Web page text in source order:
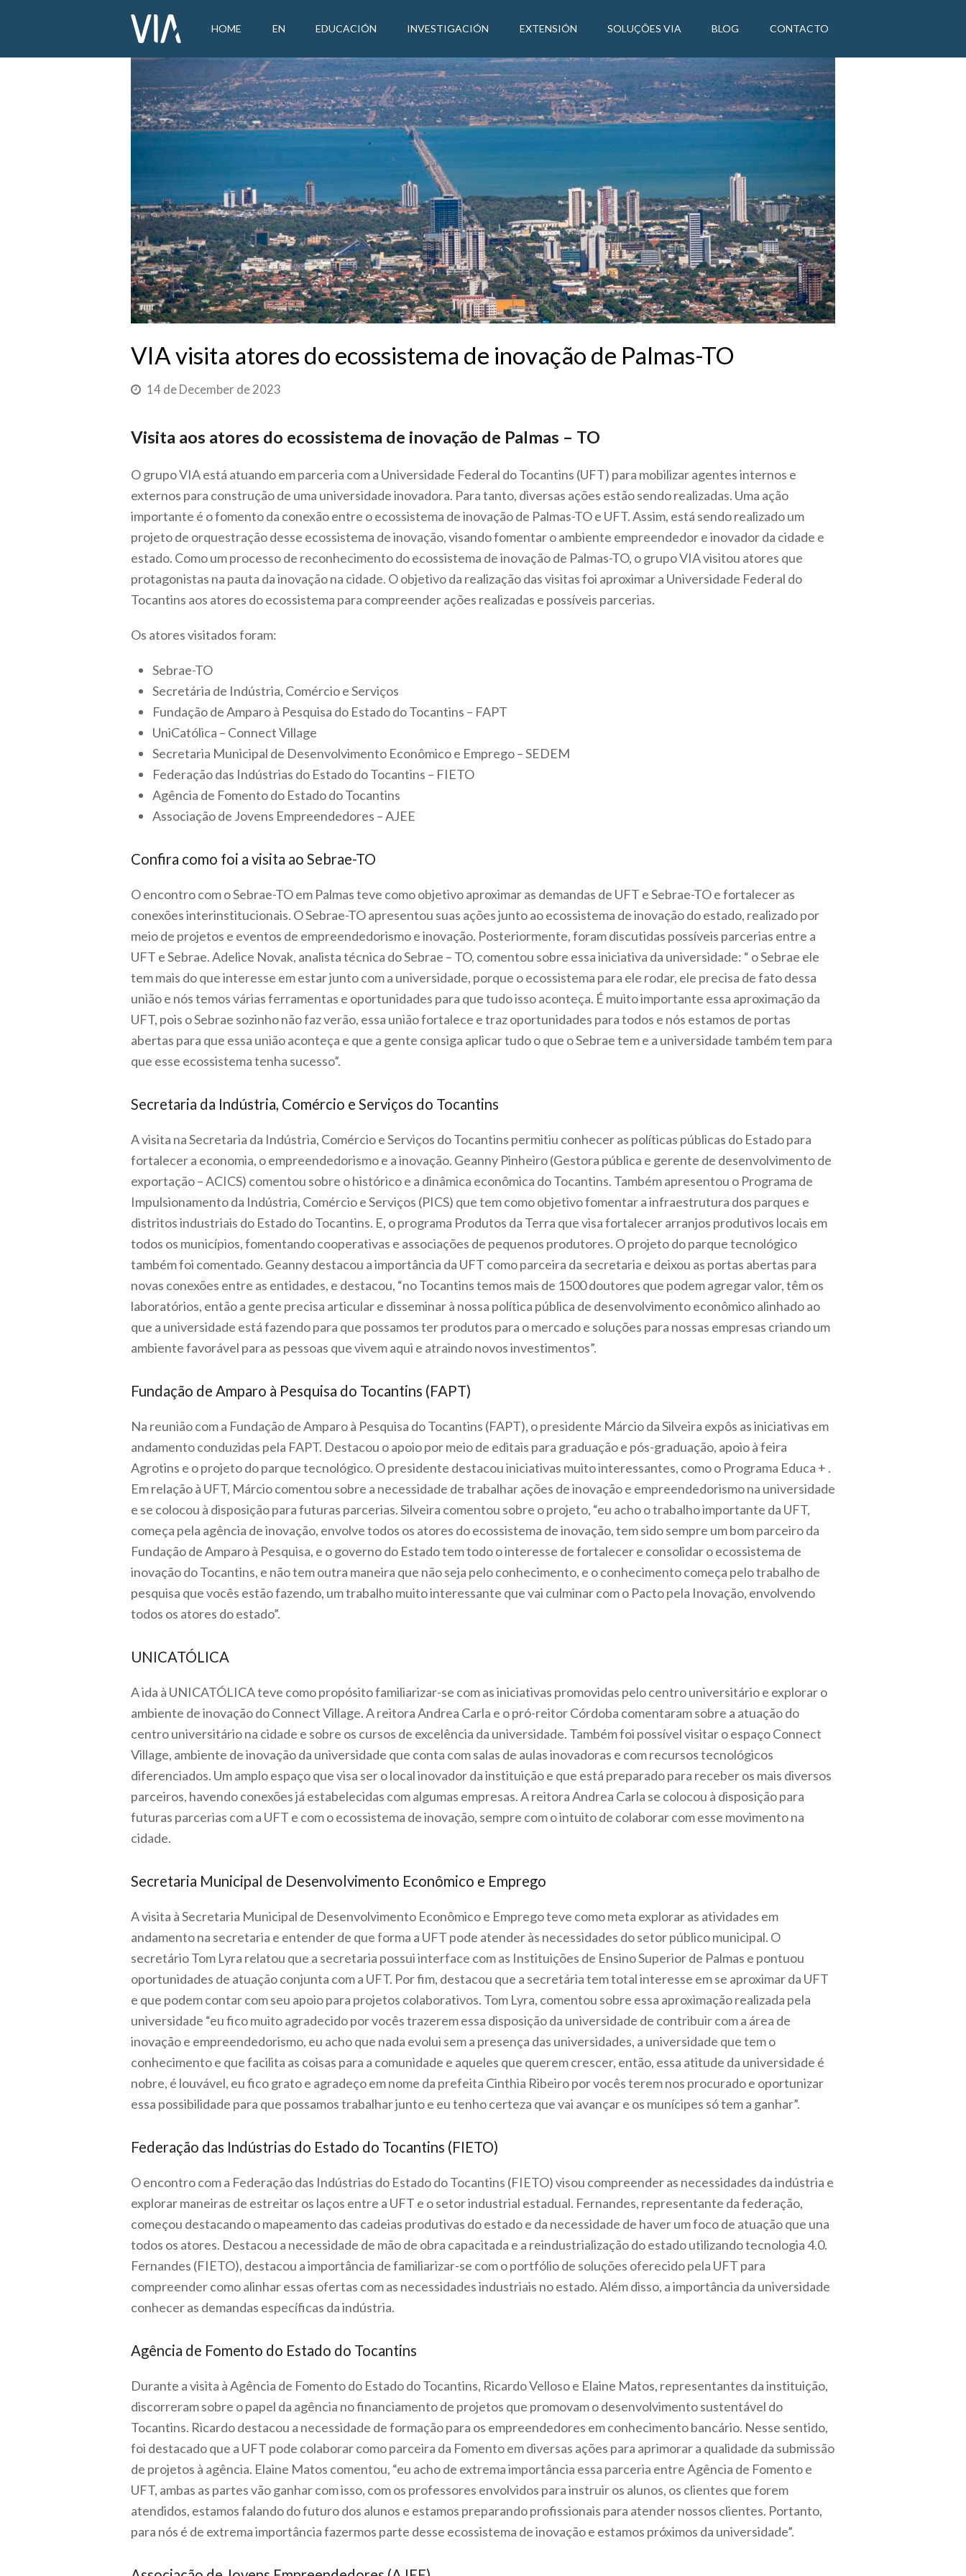
HOME EN EDUCACIÓN INVESTIGACIÓN EXTENSIÓN SOLUÇÕES VIA BLOG CONTACTO
VIA visita atores do ecossistema de inovação de Palmas-TO
14 de December de 2023
Visita aos atores do ecossistema de inovação de Palmas – TO
O grupo VIA está atuando em parceria com a Universidade Federal do Tocantins (UFT) para mobilizar agentes internos e
externos para construção de uma universidade inovadora. Para tanto, diversas ações estão sendo realizadas. Uma ação
importante é o fomento da conexão entre o ecossistema de inovação de Palmas-TO e UFT. Assim, está sendo realizado um
projeto de orquestração desse ecossistema de inovação, visando fomentar o ambiente empreendedor e inovador da cidade e
estado. Como um processo de reconhecimento do ecossistema de inovação de Palmas-TO, o grupo VIA visitou atores que
protagonistas na pauta da inovação na cidade. O objetivo da realização das visitas foi aproximar a Universidade Federal do
Tocantins aos atores do ecossistema para compreender ações realizadas e possíveis parcerias.
Os atores visitados foram:
Sebrae-TO
Secretária de Indústria, Comércio e Serviços
Fundação de Amparo à Pesquisa do Estado do Tocantins – FAPT
UniCatólica – Connect Village
Secretaria Municipal de Desenvolvimento Econômico e Emprego – SEDEM
Federação das Indústrias do Estado do Tocantins – FIETO
Agência de Fomento do Estado do Tocantins
Associação de Jovens Empreendedores – AJEE
Confira como foi a visita ao Sebrae-TO
O encontro com o Sebrae-TO em Palmas teve como objetivo aproximar as demandas de UFT e Sebrae-TO e fortalecer as
conexões interinstitucionais. O Sebrae-TO apresentou suas ações junto ao ecossistema de inovação do estado, realizado por
meio de projetos e eventos de empreendedorismo e inovação. Posteriormente, foram discutidas possíveis parcerias entre a
UFT e Sebrae. Adelice Novak, analista técnica do Sebrae – TO, comentou sobre essa iniciativa da universidade: “ o Sebrae ele
tem mais do que interesse em estar junto com a universidade, porque o ecossistema para ele rodar, ele precisa de fato dessa
união e nós temos várias ferramentas e oportunidades para que tudo isso aconteça. É muito importante essa aproximação da
UFT, pois o Sebrae sozinho não faz verão, essa união fortalece e traz oportunidades para todos e nós estamos de portas
abertas para que essa união aconteça e que a gente consiga aplicar tudo o que o Sebrae tem e a universidade também tem para
que esse ecossistema tenha sucesso”.
Secretaria da Indústria, Comércio e Serviços do Tocantins
A visita na Secretaria da Indústria, Comércio e Serviços do Tocantins permitiu conhecer as políticas públicas do Estado para
fortalecer a economia, o empreendedorismo e a inovação. Geanny Pinheiro (Gestora pública e gerente de desenvolvimento de
exportação – ACICS) comentou sobre o histórico e a dinâmica econômica do Tocantins. Também apresentou o Programa de
Impulsionamento da Indústria, Comércio e Serviços (PICS) que tem como objetivo fomentar a infraestrutura dos parques e
distritos industriais do Estado do Tocantins. E, o programa Produtos da Terra que visa fortalecer arranjos produtivos locais em
todos os municípios, fomentando cooperativas e associações de pequenos produtores. O projeto do parque tecnológico
também foi comentado. Geanny destacou a importância da UFT como parceira da secretaria e deixou as portas abertas para
novas conexões entre as entidades, e destacou, “no Tocantins temos mais de 1500 doutores que podem agregar valor, têm os
laboratórios, então a gente precisa articular e disseminar à nossa política pública de desenvolvimento econômico alinhado ao
que a universidade está fazendo para que possamos ter produtos para o mercado e soluções para nossas empresas criando um
ambiente favorável para as pessoas que vivem aqui e atraindo novos investimentos”.
Fundação de Amparo à Pesquisa do Tocantins (FAPT)
Na reunião com a Fundação de Amparo à Pesquisa do Tocantins (FAPT), o presidente Márcio da Silveira expôs as iniciativas em
andamento conduzidas pela FAPT. Destacou o apoio por meio de editais para graduação e pós-graduação, apoio à feira
Agrotins e o projeto do parque tecnológico. O presidente destacou iniciativas muito interessantes, como o Programa Educa + .
Em relação à UFT, Márcio comentou sobre a necessidade de trabalhar ações de inovação e empreendedorismo na universidade
e se colocou à disposição para futuras parcerias. Silveira comentou sobre o projeto, “eu acho o trabalho importante da UFT,
começa pela agência de inovação, envolve todos os atores do ecossistema de inovação, tem sido sempre um bom parceiro da
Fundação de Amparo à Pesquisa, e o governo do Estado tem todo o interesse de fortalecer e consolidar o ecossistema de
inovação do Tocantins, e não tem outra maneira que não seja pelo conhecimento, e o conhecimento começa pelo trabalho de
pesquisa que vocês estão fazendo, um trabalho muito interessante que vai culminar com o Pacto pela Inovação, envolvendo
todos os atores do estado”.
UNICATÓLICA
A ida à UNICATÓLICA teve como propósito familiarizar-se com as iniciativas promovidas pelo centro universitário e explorar o
ambiente de inovação do Connect Village. A reitora Andrea Carla e o pró-reitor Córdoba comentaram sobre a atuação do
centro universitário na cidade e sobre os cursos de excelência da universidade. Também foi possível visitar o espaço Connect
Village, ambiente de inovação da universidade que conta com salas de aulas inovadoras e com recursos tecnológicos
diferenciados. Um amplo espaço que visa ser o local inovador da instituição e que está preparado para receber os mais diversos
parceiros, havendo conexões já estabelecidas com algumas empresas. A reitora Andrea Carla se colocou à disposição para
futuras parcerias com a UFT e com o ecossistema de inovação, sempre com o intuito de colaborar com esse movimento na
cidade.
Secretaria Municipal de Desenvolvimento Econômico e Emprego
A visita à Secretaria Municipal de Desenvolvimento Econômico e Emprego teve como meta explorar as atividades em
andamento na secretaria e entender de que forma a UFT pode atender às necessidades do setor público municipal. O
secretário Tom Lyra relatou que a secretaria possui interface com as Instituições de Ensino Superior de Palmas e pontuou
oportunidades de atuação conjunta com a UFT. Por fim, destacou que a secretária tem total interesse em se aproximar da UFT
e que podem contar com seu apoio para projetos colaborativos. Tom Lyra, comentou sobre essa aproximação realizada pela
universidade “eu fico muito agradecido por vocês trazerem essa disposição da universidade de contribuir com a área de
inovação e empreendedorismo, eu acho que nada evolui sem a presença das universidades, a universidade que tem o
conhecimento e que facilita as coisas para a comunidade e aqueles que querem crescer, então, essa atitude da universidade é
nobre, é louvável, eu fico grato e agradeço em nome da prefeita Cinthia Ribeiro por vocês terem nos procurado e oportunizar
essa possibilidade para que possamos trabalhar junto e eu tenho certeza que vai avançar e os munícipes só tem a ganhar”.
Federação das Indústrias do Estado do Tocantins (FIETO)
O encontro com a Federação das Indústrias do Estado do Tocantins (FIETO) visou compreender as necessidades da indústria e
explorar maneiras de estreitar os laços entre a UFT e o setor industrial estadual. Fernandes, representante da federação,
começou destacando o mapeamento das cadeias produtivas do estado e da necessidade de haver um foco de atuação que una
todos os atores. Destacou a necessidade de mão de obra capacitada e a reindustrialização do estado utilizando tecnologia 4.0.
Fernandes (FIETO), destacou a importância de familiarizar-se com o portfólio de soluções oferecido pela UFT para
compreender como alinhar essas ofertas com as necessidades industriais no estado. Além disso, a importância da universidade
conhecer as demandas específicas da indústria.
Agência de Fomento do Estado do Tocantins
Durante a visita à Agência de Fomento do Estado do Tocantins, Ricardo Velloso e Elaine Matos, representantes da instituição,
discorreram sobre o papel da agência no financiamento de projetos que promovam o desenvolvimento sustentável do
Tocantins. Ricardo destacou a necessidade de formação para os empreendedores em conhecimento bancário. Nesse sentido,
foi destacado que a UFT pode colaborar como parceira da Fomento em diversas ações para aprimorar a qualidade da submissão
de projetos à agência. Elaine Matos comentou, “eu acho de extrema importância essa parceria entre Agência de Fomento e
UFT, ambas as partes vão ganhar com isso, com os professores envolvidos para instruir os alunos, os clientes que forem
atendidos, estamos falando do futuro dos alunos e estamos preparando profissionais para atender nossos clientes. Portanto,
para nós é de extrema importância fazermos parte desse ecossistema de inovação e estamos próximos da universidade”.